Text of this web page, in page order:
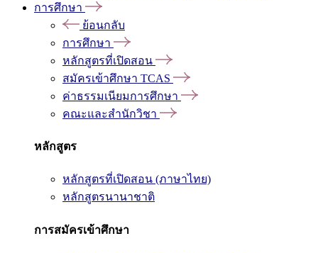
การศึกษา
ย้อนกลับ
การศึกษา
หลักสูตรที่เปิดสอน
สมัครเข้าศึกษา TCAS
ค่าธรรมเนียมการศึกษา
คณะและสำนักวิชา
หลักสูตร
หลักสูตรที่เปิดสอน (ภาษาไทย)
หลักสูตรนานาชาติ
การสมัครเข้าศึกษา